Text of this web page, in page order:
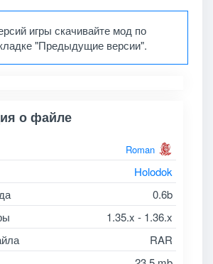
игры скачивайте мод по
"Предыдущие версии".
о файле
Roman
Holodok
0.6b
1.35.x - 1.36.x
RAR